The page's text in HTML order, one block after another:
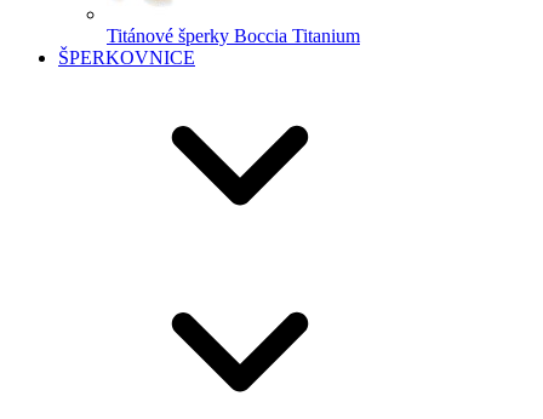
Titánové šperky Boccia Titanium
ŠPERKOVNICE